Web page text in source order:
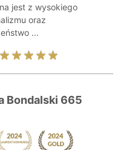
jest z wysokiego
oraz
...
Bondalski 665